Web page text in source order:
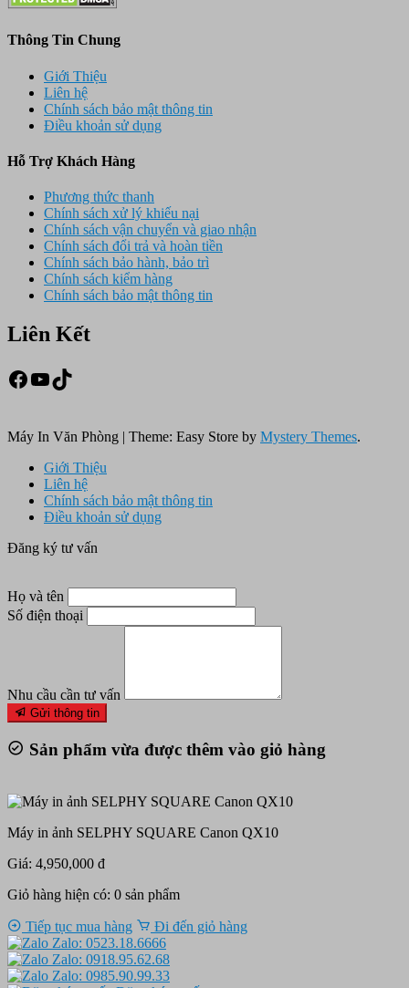
Thông Tin Chung
Giới Thiệu
Liên hệ
Chính sách bảo mật thông tin
Điều khoản sử dụng
Hỗ Trợ Khách Hàng
Phương thức thanh
Chính sách xử lý khiếu nại
Chính sách vận chuyển và giao nhận
Chính sách đổi trả và hoàn tiền
Chính sách bảo hành, bảo trì
Chính sách kiểm hàng
Chính sách bảo mật thông tin
Liên Kết
Facebook
Youtube
TikTok
Máy In Văn Phòng | Theme: Easy Store by Mystery Themes.
Giới Thiệu
Liên hệ
Chính sách bảo mật thông tin
Điều khoản sử dụng
Đăng ký tư vấn
Họ và tên
Số điện thoại
Nhu cầu cần tư vấn
Gửi thông tin
Sản phẩm vừa được thêm vào giỏ hàng
Máy in ảnh SELPHY SQUARE Canon QX10
Giá: 4,950,000 đ
Giỏ hàng hiện có: 0 sản phẩm
Tiếp tục mua hàng
Đi đến giỏ hàng
Zalo: 0523.18.6666
Zalo: 0918.95.62.68
Zalo: 0985.90.99.33